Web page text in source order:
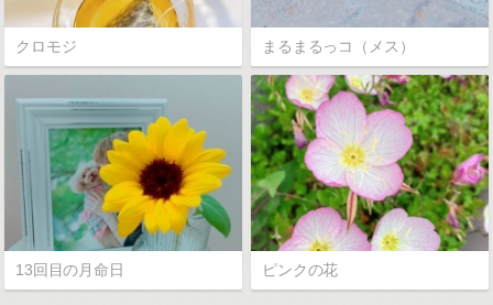
クロモジ まるまるっコ（メス）
13回目の月命日 ピンクの花